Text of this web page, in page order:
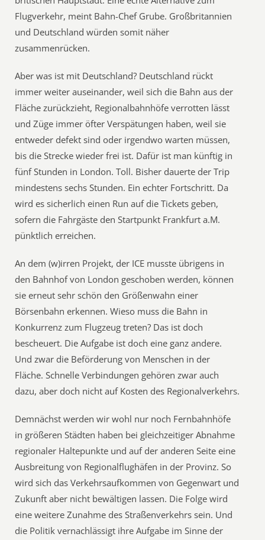
Flugverkehr, meint Bahn-Chef Grube. Großbritannien
und Deutschland würden somit näher
zusammenrücken.
Aber was ist mit Deutschland? Deutschland rückt
immer weiter auseinander, weil sich die Bahn aus der
Fläche zurückzieht, Regionalbahnhöfe verrotten lässt
und Züge immer öfter Verspätungen haben, weil sie
entweder defekt sind oder irgendwo warten müssen,
bis die Strecke wieder frei ist. Dafür ist man künftig in
fünf Stunden in London. Toll. Bisher dauerte der Trip
mindestens sechs Stunden. Ein echter Fortschritt. Da
wird es sicherlich einen Run auf die Tickets geben,
sofern die Fahrgäste den Startpunkt Frankfurt a.M.
pünktlich erreichen.
An dem (w)irren Projekt, der ICE musste übrigens in
den Bahnhof von London geschoben werden, können
sie erneut sehr schön den Größenwahn einer
Börsenbahn erkennen. Wieso muss die Bahn in
Konkurrenz zum Flugzeug treten? Das ist doch
bescheuert. Die Aufgabe ist doch eine ganz andere.
Und zwar die Beförderung von Menschen in der
Fläche. Schnelle Verbindungen gehören zwar auch
dazu, aber doch nicht auf Kosten des Regionalverkehrs.
Demnächst werden wir wohl nur noch Fernbahnhöfe
in größeren Städten haben bei gleichzeitiger Abnahme
regionaler Haltepunkte und auf der anderen Seite eine
Ausbreitung von Regionalflughäfen in der Provinz. So
wird sich das Verkehrsaufkommen von Gegenwart und
Zukunft aber nicht bewältigen lassen. Die Folge wird
eine weitere Zunahme des Straßenverkehrs sein. Und
die Politik vernachlässigt ihre Aufgabe im Sinne der